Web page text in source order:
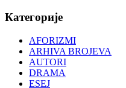
Категорије
AFORIZMI
ARHIVA BROJEVA
AUTORI
DRAMA
ESEJ